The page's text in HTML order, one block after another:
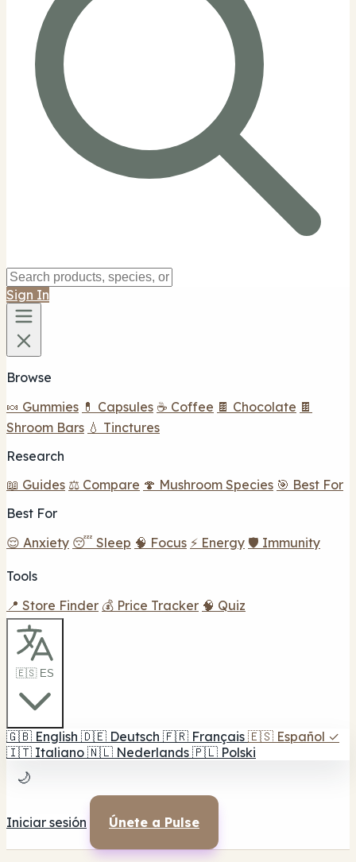
Sign In
Browse
🍬 Gummies 💊 Capsules ☕ Coffee 🍫 Chocolate 🍫
Shroom Bars 💧 Tinctures
Research
📖 Guides ⚖️ Compare 🍄 Mushroom Species 🎯 Best For
Best For
😌 Anxiety 😴 Sleep 🧠 Focus ⚡ Energy 🛡️ Immunity
Tools
📍 Store Finder 💰 Price Tracker 🧠 Quiz
🇪🇸 ES
🇬🇧 English 🇩🇪 Deutsch 🇫🇷 Français 🇪🇸 Español ✓
🇮🇹 Italiano 🇳🇱 Nederlands 🇵🇱 Polski
🌙
Iniciar sesión Únete a Pulse